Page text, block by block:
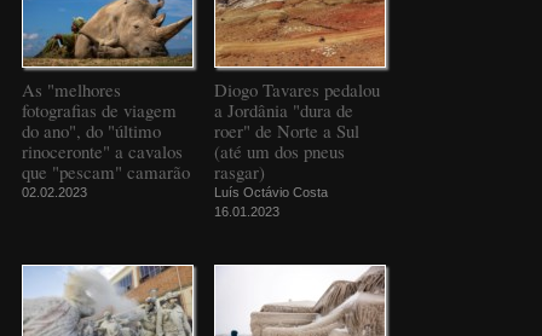
As "melhores
fotografias de viagem
do ano", do "último
rinoceronte" a cavalos
que "pescam" camarão
02.02.2023
Diogo Tavares pedalou
a Jordânia "dura de
roer" de Norte a Sul
(até um dos pneus
rasgar)
Luís Octávio Costa
16.01.2023